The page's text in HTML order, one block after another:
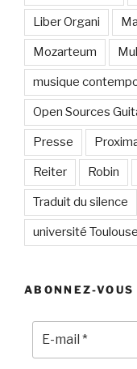
Liber Organi
Mozarteum
musique
Open Sources
Presse
Reiter Robin
Traduit du silence
université
ABONNEZ-